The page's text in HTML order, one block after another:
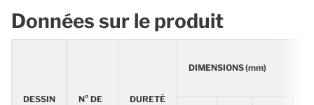
Données sur le produit
DESSIN
N° DE
DURETÉ
DIMENSIONS (mm)